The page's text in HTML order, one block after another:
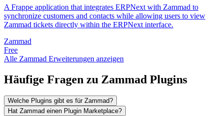
A Frappe application that integrates ERPNext with Zammad to
synchronize customers and contacts while allowing users to view
Zammad tickets directly within the ERPNext interface.
Zammad
Free
Alle Zammad Erweiterungen anzeigen
Häufige Fragen zu Zammad Plugins
Welche Plugins gibt es für Zammad?
Hat Zammad einen Plugin Marketplace?